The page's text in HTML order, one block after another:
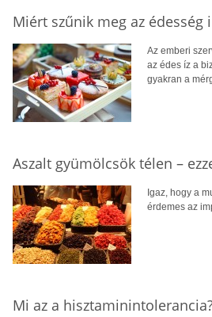
Miért szűnik meg az édesség
Az emberi
az édes íz a
gyakran a
Aszalt gyümölcsök télen –
Igaz, hogy a
érdemes az
Mi az a